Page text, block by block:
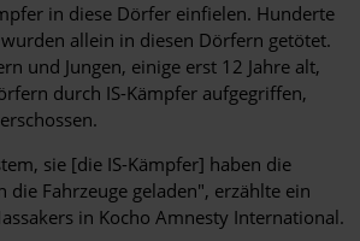
in diese Dörfer einfielen. Hunderte
allein in diesen Dörfern getötet.
und Jungen, einige erst 12 Jahre alt,
durch IS-Kämpfer aufgegriffen,
sie [die IS-Kämpfer] haben die
die Fahrzeuge geladen", erzählte ein
in Kocho Amnesty International.